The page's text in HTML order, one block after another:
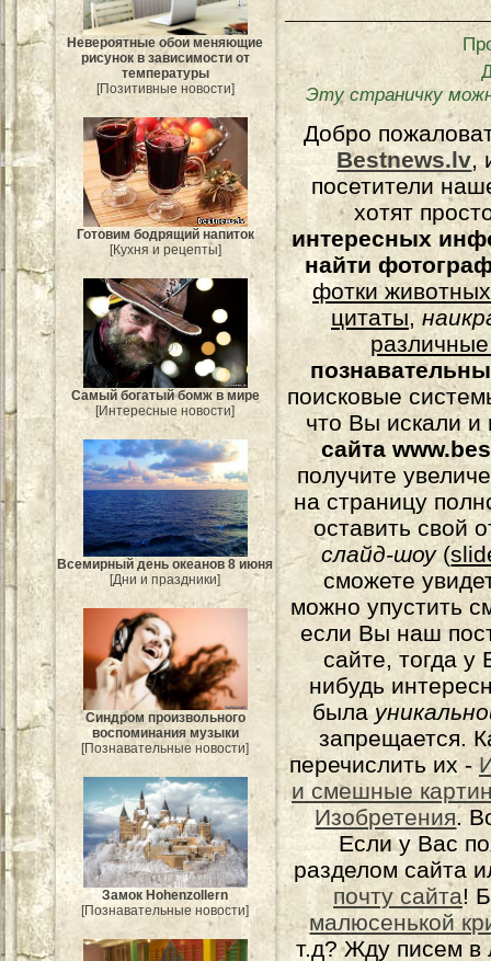
Невероятные обои меняющие
рисунок в зависимости от
температуры
[Позитивные новости]
Готовим бодрящий напиток
[Кухня и рецепты]
Самый богатый бомж в мире
[Интересные новости]
Всемирный день океанов 8 июня
[Дни и праздники]
Синдром произвольного
воспоминания музыки
[Познавательные новости]
Замок Hohenzollern
[Познавательные новости]
Эту страничку
Добро
Bestnews.lv,
посетители
хотят
интересных
найти
фотки животных
цитаты,
поисковые
что Вы искали и
сайта
получите
на страницу
оставить свой
слайд-шоу(
сможете
можно упустить
если Вы наш
сайте, тогда у
нибудь
была
запрещается.
перечислить их -
и смешные
Изобретения.
Если у Вас
разделом сайта
почту сайта!
малюсенькой
т.д? Жду писем в